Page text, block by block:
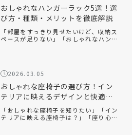
おしゃれなハンガーラック5選！選
び方・種類・メリットを徹底解説
「部屋をすっきり見せたいけど、収納ス
ペースが足りない」「おしゃれなハンガ
間を […]
2026.03.05
おしゃれな座椅子の選び方！イン
テリアに映えるデザインと快適性
を両立するコツ
「おしゃれな座椅子を知りたい」「イン
テリアに映える座椅子は？」「座り心地